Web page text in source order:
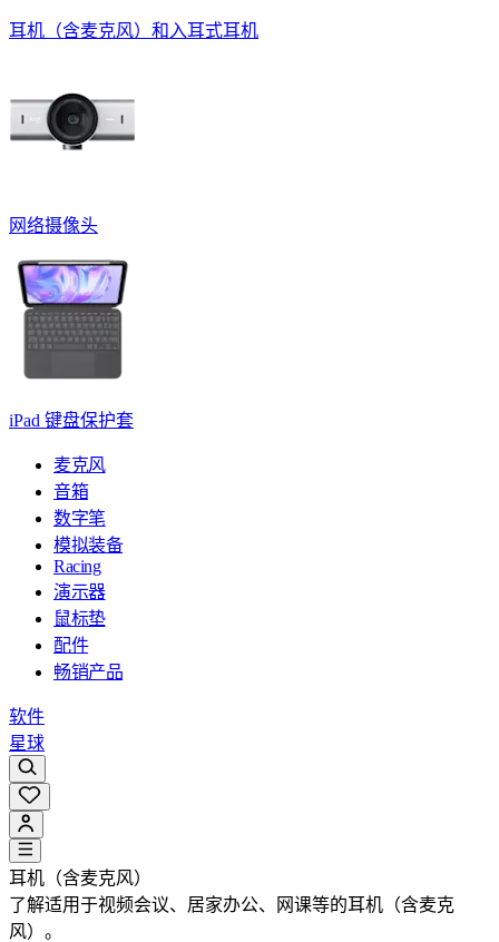
耳机（含麦克风）和入耳式耳机
网络摄像头
iPad 键盘保护套
麦克风
音箱
数字笔
模拟装备
Racing
演示器
鼠标垫
配件
畅销产品
软件
星球
耳机（含麦克风）
了解适用于视频会议、居家办公、网课等的耳机（含麦克
风）。